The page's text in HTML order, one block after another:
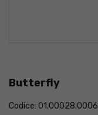
Butterfly
Codice: 01.00028.0006